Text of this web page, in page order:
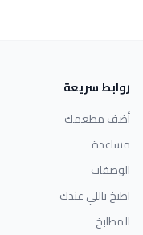
روابط سريعة
أضف مطعمك
مساعدة
الوصفات
اطبخ باللي عندك
المطابخ